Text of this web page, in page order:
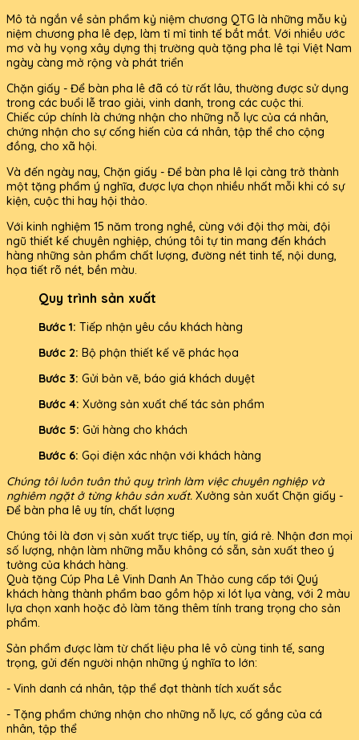
Mô tả ngắn về sản phẩm kỷ niệm chương QTG là những mẫu kỷ
niệm chương pha lê đẹp, làm tỉ mỉ tinh tế bắt mắt. Với nhiều ước
mơ và hy vọng xây dựng thị trường quà tặng pha lê tại Việt Nam
ngày càng mở rộng và phát triển
Chặn giấy - Để bàn pha lê đã có từ rất lâu, thường được sử dụng
trong các buổi lễ trao giải, vinh danh, trong các cuộc thi.
Chiếc cúp chính là chứng nhận cho những nỗ lực của cá nhân,
chứng nhận cho sự cống hiến của cá nhân, tập thể cho cộng
đồng, cho xã hội.
Và đến ngày nay, Chặn giấy - Để bàn pha lê lại càng trở thành
một tặng phẩm ý nghĩa, được lựa chọn nhiều nhất mỗi khi có sự
kiện, cuộc thi hay hội thảo.
Với kinh nghiệm 15 năm trong nghề, cùng với đội thợ mài, đội
ngũ thiết kế chuyên nghiệp, chúng tôi tự tin mang đến khách
hàng những sản phẩm chất lượng, đường nét tinh tế, nội dung,
họa tiết rõ nét, bền màu.
Quy trình sản xuất
Bước 1: Tiếp nhận yêu cầu khách hàng
Bước 2: Bộ phận thiết kế vẽ phác họa
Bước 3: Gửi bản vẽ, báo giá khách duyệt
Bước 4: Xưởng sản xuất chế tác sản phẩm
Bước 5: Gửi hàng cho khách
Bước 6: Gọi điện xác nhận với khách hàng
Chúng tôi luôn tuân thủ quy trình làm việc chuyên nghiệp và
nghiêm ngặt ở từng khâu sản xuất. Xưởng sản xuất Chặn giấy -
Để bàn pha lê uy tín, chất lượng
Chúng tôi là đơn vị sản xuất trực tiếp, uy tín, giá rẻ. Nhận đơn mọi
số lượng, nhận làm những mẫu không có sẵn, sản xuất theo ý
tưởng của khách hàng.
Quà tặng Cúp Pha Lê Vinh Danh An Thảo cung cấp tới Quý
khách hàng thành phẩm bao gồm hộp xi lót lụa vàng, với 2 màu
lựa chọn xanh hoặc đỏ làm tăng thêm tính trang trọng cho sản
phẩm.
Sản phẩm được làm từ chất liệu pha lê vô cùng tinh tế, sang
trọng, gửi đến người nhận những ý nghĩa to lớn:
- Vinh danh cá nhân, tập thể đạt thành tích xuất sắc
- Tặng phẩm chứng nhận cho những nỗ lực, cố gắng của cá
nhân, tập thể